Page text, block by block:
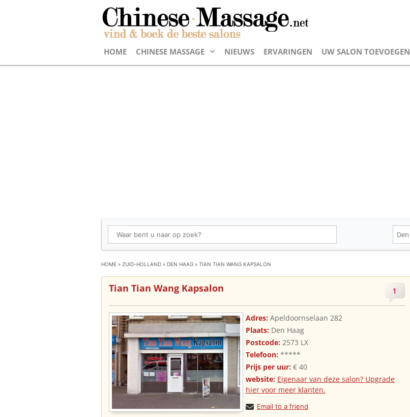
HOME CHINESE MASSAGE NIEUWS ERVARINGEN UW SALON TOEVOEGEN
HOME » ZUID-HOLLAND » DEN HAAG » TIAN TIAN WANG KAPSALON
Tian Tian Wang Kapsalon 1
Adres: Apeldoornselaan 282
Plaats: Den Haag
Postcode: 2573 LX
Telefoon:*****
Prijs per uur: € 40
website: Eigenaar van deze salon? Upgrade
hier voor meer klanten.
Email to a friend